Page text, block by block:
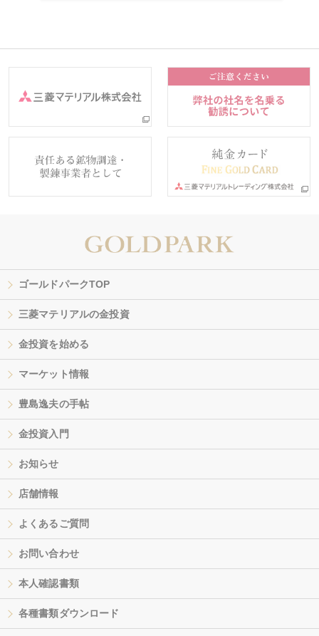
ゴールドパークTOP
三菱マテリアルの金投資
金投資を始める
マーケット情報
豊島逸夫の手帖
金投資入門
お知らせ
店舗情報
よくあるご質問
お問い合わせ
本人確認書類
各種書類ダウンロード